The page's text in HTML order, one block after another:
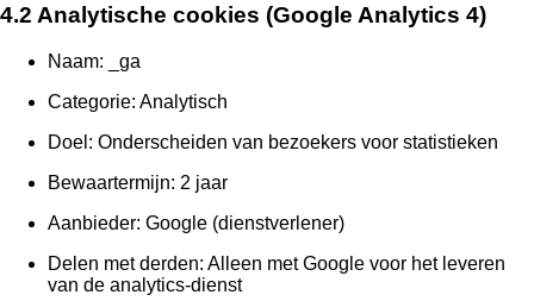
4.2 Analytische cookies (Google Analytics 4)
Naam: _ga
Categorie: Analytisch
Doel: Onderscheiden van bezoekers voor statistieken
Bewaartermijn: 2 jaar
Aanbieder: Google (dienstverlener)
Delen met derden: Alleen met Google voor het leveren
van de analytics-dienst